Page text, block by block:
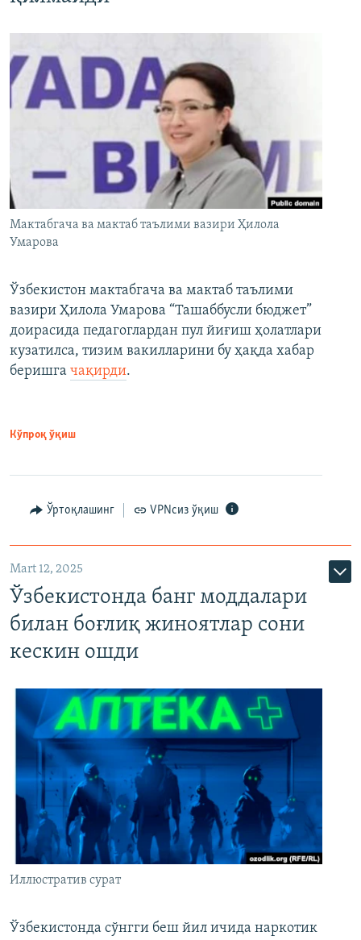
Мактабгача ва мактаб таълими вазири Ҳилола
Умарова
Ўзбекистон мактабгача ва мактаб таълими
вазири Ҳилола Умарова “Ташаббусли бюджет”
доирасида педагоглардан пул йиғиш ҳолатлари
кузатилса, тизим вакилларини бу ҳақда хабар
беришга чақирди.
Кўпроқ ўқиш
Ўртоқлашинг VPNсиз ўқиш
Mart 12, 2025
Ўзбекистонда банг моддалари
билан боғлиқ жиноятлар сони
кескин ошди
Иллюстратив сурат
Ўзбекистонда сўнгги беш йил ичида наркотик